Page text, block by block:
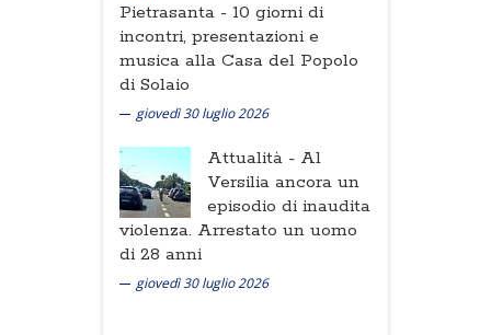
Pietrasanta - 10 giorni di
incontri, presentazioni e
musica alla Casa del Popolo
di Solaio
giovedì 30 luglio 2026
Attualità - Al
Versilia ancora un
episodio di inaudita
violenza. Arrestato un uomo
di 28 anni
giovedì 30 luglio 2026